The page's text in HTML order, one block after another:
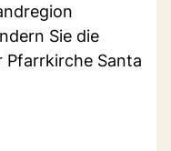
Sie die
Pfarrkirche Santa